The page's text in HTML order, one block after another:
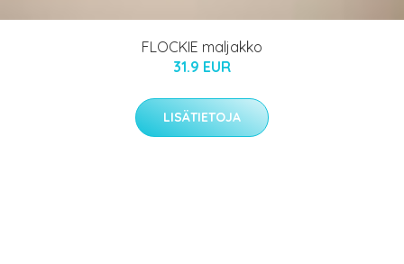
FLOCKIE maljakko
31.9 EUR
LISÄTIETOJA